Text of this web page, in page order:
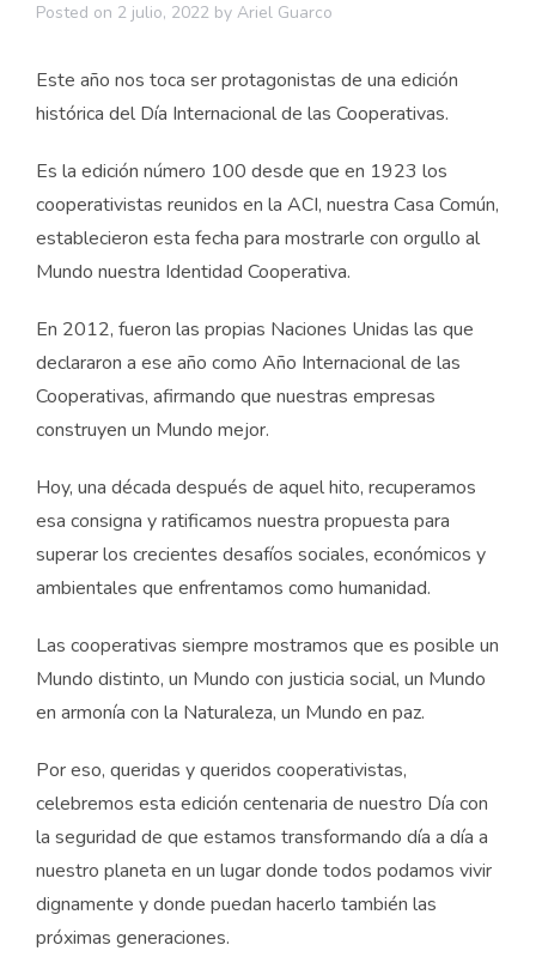
Posted on 2 julio, 2022 by Ariel Guarco
Este año nos toca ser protagonistas de una edición
histórica del Día Internacional de las Cooperativas.
Es la edición número 100 desde que en 1923 los
cooperativistas reunidos en la ACI, nuestra Casa Común,
establecieron esta fecha para mostrarle con orgullo al
Mundo nuestra Identidad Cooperativa.
En 2012, fueron las propias Naciones Unidas las que
declararon a ese año como Año Internacional de las
Cooperativas, afirmando que nuestras empresas
construyen un Mundo mejor.
Hoy, una década después de aquel hito, recuperamos
esa consigna y ratificamos nuestra propuesta para
superar los crecientes desafíos sociales, económicos y
ambientales que enfrentamos como humanidad.
Las cooperativas siempre mostramos que es posible un
Mundo distinto, un Mundo con justicia social, un Mundo
en armonía con la Naturaleza, un Mundo en paz.
Por eso, queridas y queridos cooperativistas,
celebremos esta edición centenaria de nuestro Día con
la seguridad de que estamos transformando día a día a
nuestro planeta en un lugar donde todos podamos vivir
dignamente y donde puedan hacerlo también las
próximas generaciones.